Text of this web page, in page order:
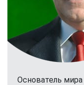
Основатель